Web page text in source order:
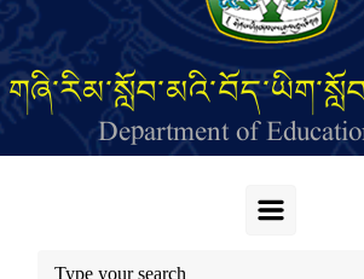
Department of